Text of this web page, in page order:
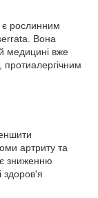
є рослинним
Вона
медицині вже
протиалергічним
артриту та
зниженню
здоров'я